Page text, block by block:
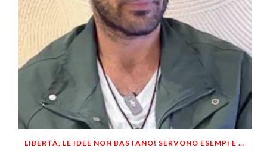
LIBERTÀ, LE IDEE NON BASTANO! SERVONO ESEMPI E UN PO’ DI COERENZA